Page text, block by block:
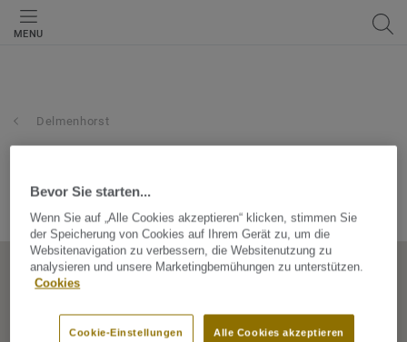
MENU
Delmenhorst
Reinersweg 65, 27751, Delmenhorst, Niedersachsen, Germany
Bevor Sie starten...
Wenn Sie auf „Alle Cookies akzeptieren“ klicken, stimmen Sie
der Speicherung von Cookies auf Ihrem Gerät zu, um die
Websitenavigation zu verbessern, die Websitenutzung zu
analysieren und unsere Marketingbemühungen zu unterstützen.
Cookies
Alle Cookies akzeptieren
Cookie-Einstellungen